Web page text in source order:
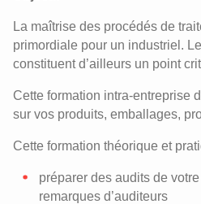
La maîtrise des procédés de
primordiale pour un industriel.
constituent d’ailleurs un point
Cette formation intra-entreprise
sur vos produits, emballages,
Cette formation théorique et
préparer des audits de
remarques d’auditeurs